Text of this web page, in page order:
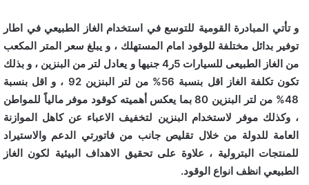
و تأتي المبادرة القومية للتوسع في استخدام الغاز الطبيعي في اطار
توفير بدائل مختلفة للوقود امام المستهلك ، و يبلغ سعر المتر المكعب
من الغاز الطبيعى للسيارات 5ر4 جنيها و يعادل لتر من البنزين ، و بذلك
تكون تكلفة الغاز اقل بنسبة 56% من لتر البنزين 92 ، و اقل بنسبة
48% من لتر البنزين 80 بما يعكس أهميته كوقود موفر مالياً للمواطن
، وكذلك موفر لاستخدام البنزين لتخفيف الاعباء عن كاهل الموازنة
العامة للدولة من خلال تقليص جانب من فاتورتي الدعم والاستيراد
للمنتجات البترولية ، علاوة على تحقيق الاهداف البيئية لكون الغاز
الطبيعي انظف انواع الوقود.